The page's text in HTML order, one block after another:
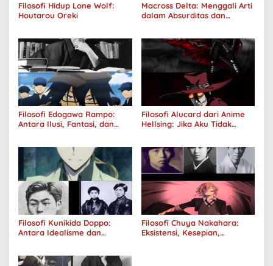
Filosofi Hidup Lone Wolf:
Houtarou Oreki
Macross Delta: Menggali Arti
dalam Absurditas dan
Filosofi Edogawa Rampo:
Antara Ilusi, Fantasi, dan
Filosofi Alucard dari Anime
Hellsing: Jika Aku Tidak
Filosofi Kunikida Doppo:
Antara Idealisme dan
Filosofi Chuya Nakahara:
Eksistensi, Kesepian,